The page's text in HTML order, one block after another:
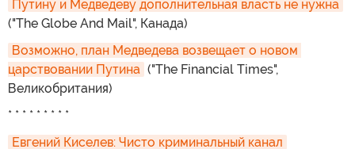
Путину и Медведеву дополнительная власть не нужна
("The Globe And Mail", Канада)
Возможно, план Медведева возвещает о новом
царствовании Путина ("The Financial Times",
Великобритания)
* * * * * * * * *
Евгений Киселев: Чисто криминальный канал